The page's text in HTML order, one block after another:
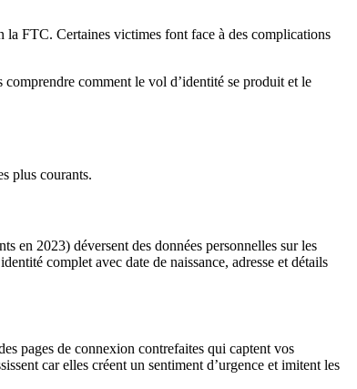
la FTC. Certaines victimes font face à des complications
comment le vol d’identité se produit et le
plus courants.
en 2023) déversent des données personnelles sur les
complet avec date de naissance, adresse et détails
pages de connexion contrefaites qui captent vos
car elles créent un sentiment d’urgence et imitent les